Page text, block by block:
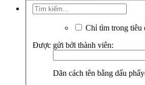
Chỉ tìm trong tiêu
Được gửi bởi thành viên:
Dãn cách tên bằng dấu